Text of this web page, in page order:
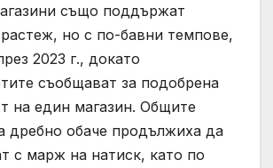
също поддържат
но с по-бавни темпове,
2023 г., докато
съобщават за подобрена
на един магазин. Общите
дребно обаче продължиха да
с марж на натиск, като по